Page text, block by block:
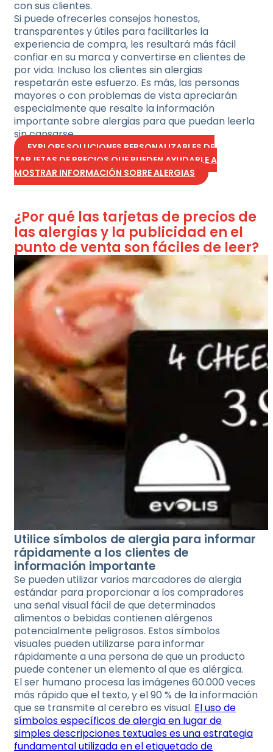
con sus clientes.
Si puede ofrecerles consejos honestos,
transparentes y útiles para facilitarles la
experiencia de compra, les resultará más fácil
confiar en su marca y convertirse en clientes de
por vida. Incluso los clientes sin alergias
respetarán este esfuerzo. Es más, las personas
mayores o con problemas de vista apreciarán
especialmente que resalte la información
importante sobre alergias para que puedan leerla
sin cansarse.
EXPLORE SOLUCIONES PERSONALIZABLES DE
TARJETAS DE PRECIOS QUE PUEDEN AYUDARLE A
MOSTRAR INFORMACIÓN SOBRE ALERGIAS
¿Por qué las tarjetas de precios de
las alergias y la publicidad en el
punto de venta son fáciles de leer?
Utilice símbolos de alergia para informar
rápidamente a los clientes de
información importante
Se pueden utilizar varios marcadores de alergia
estándar para proporcionar a los compradores
una señal visual fácil de que determinados
alimentos o bebidas contienen alérgenos
potencialmente peligrosos. Estos símbolos
visuales pueden utilizarse para informar
rápidamente a una persona de que un producto
puede contener un elemento al que es alérgica.
El ser humano procesa las imágenes 60.000 veces
más rápido que el texto, y el 90 % de la información
que se transmite al cerebro es visual. El uso de
símbolos específicos de alergia en lugar de
simples descripciones textuales es una estrategia
fundamental utilizada en el etiquetado de